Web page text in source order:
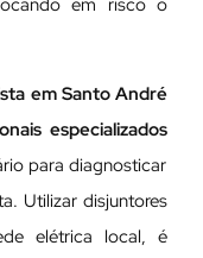
em risco o
em Santo André
especializados
para diagnosticar
Utilizar disjuntores
elétrica local, é